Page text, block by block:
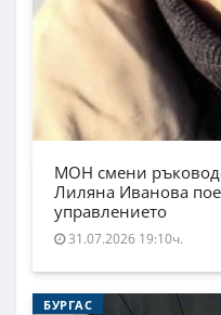
МОН смени
Лиляна Иванова
управлението
31.07.2026 19:10ч.
БУРГАС